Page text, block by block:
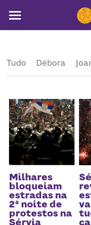
Colunistas
Notícias
Artigos
Pega a visão
Busca
Tudo Débora
Milhares
bloqueiam
estradas na
2ª noite de
protestos na
Sérvia